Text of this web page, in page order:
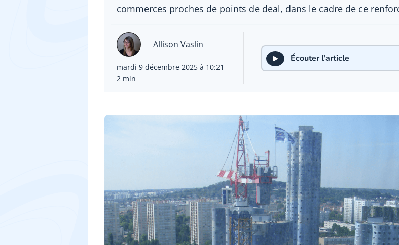
commerces proches de points de deal, dans le cadre de ce
Allison Vaslin
mardi 9 décembre 2025 à 10:21
2 min
Écouter l'article